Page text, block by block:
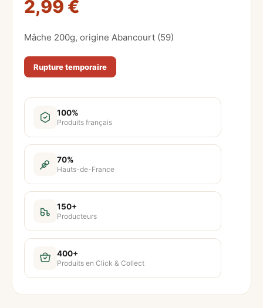
2,99 €
Mâche 200g, origine Abancourt (59)
Rupture temporaire
100%
Produits français
70%
Hauts-de-France
150+
Producteurs
400+
Produits en Click & Collect